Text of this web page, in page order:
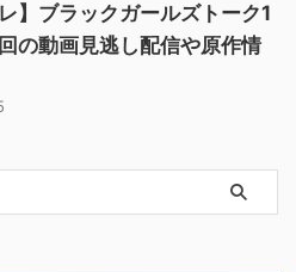
レ】ブラックガールズトーク1
の動画見逃し配信や原作情